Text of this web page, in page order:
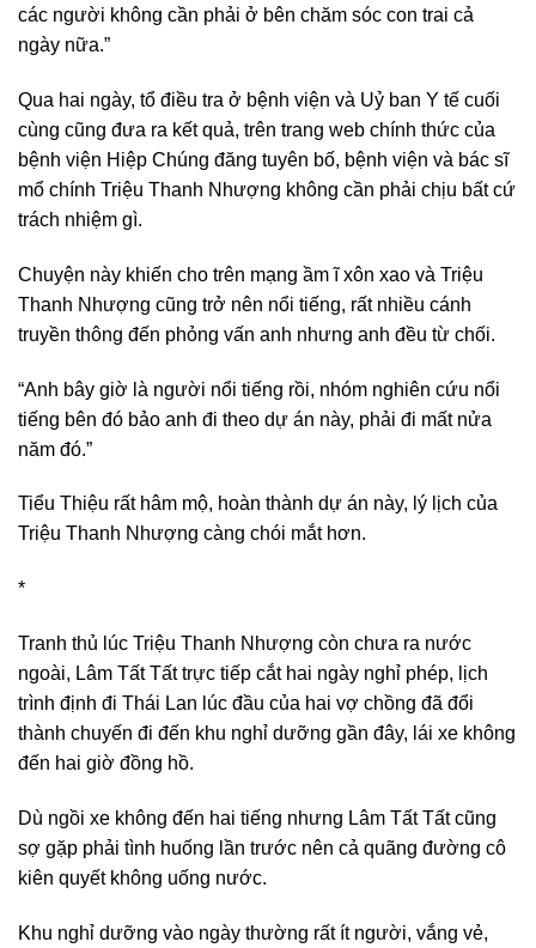
các người không cần phải ở bên chăm sóc con trai cả
ngày nữa.”
Qua hai ngày, tổ điều tra ở bệnh viện và Uỷ ban Y tế cuối
cùng cũng đưa ra kết quả, trên trang web chính thức của
bệnh viện Hiệp Chúng đăng tuyên bố, bệnh viện và bác sĩ
mổ chính Triệu Thanh Nhượng không cần phải chịu bất cứ
trách nhiệm gì.
Chuyện này khiến cho trên mạng ầm ĩ xôn xao và Triệu
Thanh Nhượng cũng trở nên nổi tiếng, rất nhiều cánh
truyền thông đến phỏng vấn anh nhưng anh đều từ chối.
“Anh bây giờ là người nổi tiếng rồi, nhóm nghiên cứu nổi
tiếng bên đó bảo anh đi theo dự án này, phải đi mất nửa
năm đó.”
Tiểu Thiệu rất hâm mộ, hoàn thành dự án này, lý lịch của
Triệu Thanh Nhượng càng chói mắt hơn.
*
Tranh thủ lúc Triệu Thanh Nhượng còn chưa ra nước
ngoài, Lâm Tất Tất trực tiếp cắt hai ngày nghỉ phép, lịch
trình định đi Thái Lan lúc đầu của hai vợ chồng đã đổi
thành chuyến đi đến khu nghỉ dưỡng gần đây, lái xe không
đến hai giờ đồng hồ.
Dù ngồi xe không đến hai tiếng nhưng Lâm Tất Tất cũng
sợ gặp phải tình huống lần trước nên cả quãng đường cô
kiên quyết không uống nước.
Khu nghỉ dưỡng vào ngày thường rất ít người, vắng vẻ,